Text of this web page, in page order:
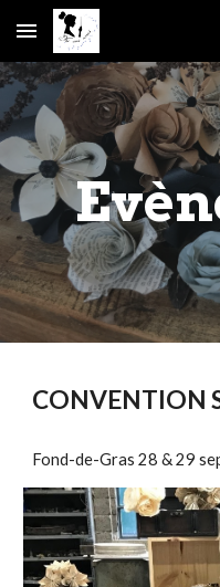
Skip to main content
CONVENTION
Fond-de-Gras 28 & 29